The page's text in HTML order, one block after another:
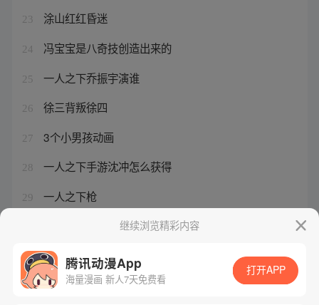
23 涂山红红昏迷
24 冯宝宝是八奇技创造出来的
25 一人之下乔振宇演谁
26 徐三背叛徐四
27 3个小男孩动画
28 一人之下手游沈冲怎么获得
29 一人之下枪
狐妖小红娘沙下篇继续浏览精彩内容
腾讯动漫App
海量漫画 新人7天免费看
打开APP